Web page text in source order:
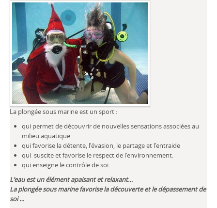
La plongée sous marine est un sport :
qui permet de découvrir de nouvelles sensations associées au
milieu aquatique
qui favorise la détente, l’évasion, le partage et l’entraide
qui suscite et favorise le respect de l’environnement.
qui enseigne le contrôle de soi.
L’eau est un élément apaisant et relaxant…
La plongée sous marine favorise la découverte et le dépassement de
soi …